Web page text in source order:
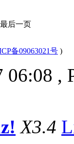
后一页
备09063021号 )
06:08 ,
X3.4